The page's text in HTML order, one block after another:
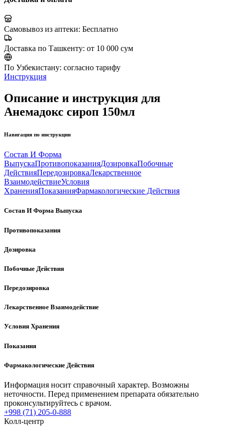
Самовывоз из аптеки: Бесплатно
Доставка по Ташкенту: от 10 000 сум
По Узбекистану: согласно тарифу
Инструкция
Описание и инструкция для
Анемадокс сироп 150мл
Навигация по инструкции
Состав И Форма
ВыпускаПротивопоказанияДозировкаПобочные
ДействияПередозировкаЛекарственное
ВзаимодействиеУсловия
ХраненияПоказанияФармакологические Действия
Состав И Форма Выпуска
Противопоказания
Дозировка
Побочные Действия
Передозировка
Лекарственное Взаимодействие
Условия Хранения
Показания
Фармакологические Действия
Информация носит справочный характер. Возможны
неточности. Перед применением препарата обязательно
проконсультируйтесь с врачом.
+998 (71) 205-0-888
Колл-центр